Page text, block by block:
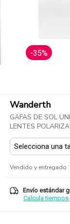
-35%
Wanderth
GAFAS DE SOL
LENTES
Vendido y entregado:
Envío estándar
Calcula